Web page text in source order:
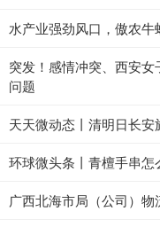
水产业强劲风口，傲农
突发！感情冲突、西安
问题
天天微动态丨清明日长安
环球微头条丨青檀手串怎
广西北海市局（公司）